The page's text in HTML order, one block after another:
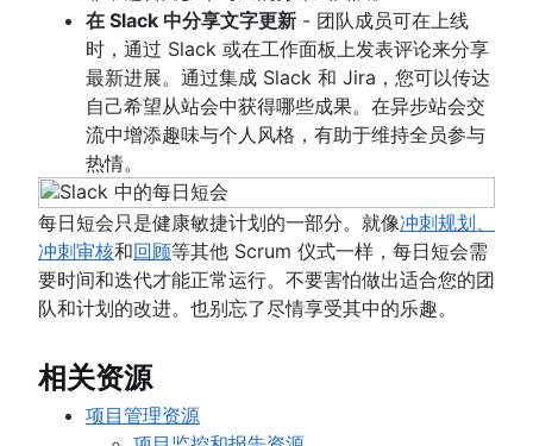
在 Slack 中分享文字更新 - 团队成员可在上线
时，通过 Slack 或在工作面板上发表评论来分享
最新进展。通过集成 Slack 和 Jira，您可以传达
自己希望从站会中获得哪些成果。在异步站会交
流中增添趣味与个人风格，有助于维持全员参与
热情。
每日短会只是健康敏捷计划的一部分。就像冲刺规划、
冲刺审核和回顾等其他 Scrum 仪式一样，每日短会需
要时间和迭代才能正常运行。不要害怕做出适合您的团
队和计划的改进。也别忘了尽情享受其中的乐趣。
相关资源
项目管理资源